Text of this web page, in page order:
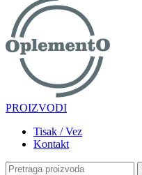
PROIZVODI
Tisak / Vez
Kontakt